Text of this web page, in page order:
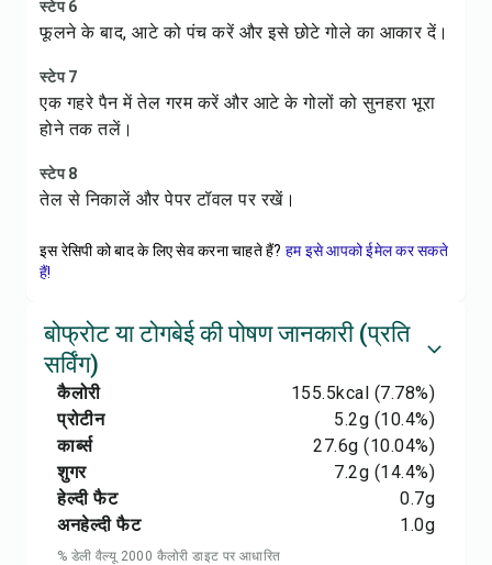
स्टेप 6
फूलने के बाद, आटे को पंच करें और इसे छोटे गोले का आकार दें।
स्टेप 7
एक गहरे पैन में तेल गरम करें और आटे के गोलों को सुनहरा भूरा
होने तक तलें।
स्टेप 8
तेल से निकालें और पेपर टॉवल पर रखें।
इस रेसिपी को बाद के लिए सेव करना चाहते हैं? हम इसे आपको ईमेल कर सकते
हैं!
बोफ्रोट या टोगबेई की पोषण जानकारी (प्रति
सर्विंग)
कैलोरी 155.5kcal (7.78%)
प्रोटीन
5.2g (10.4%)
कार्ब्स
27.6g (10.04%)
शुगर
7.2g (14.4%)
हेल्दी फैट
0.7g
अनहेल्दी फैट
1.0g
% डेली वैल्यू 2000 कैलोरी डाइट पर आधारित